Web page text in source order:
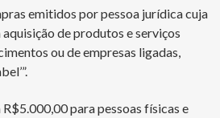
emitidos por pessoa jurídica cuja
de produtos e serviços
ou de empresas ligadas,
para pessoas físicas e